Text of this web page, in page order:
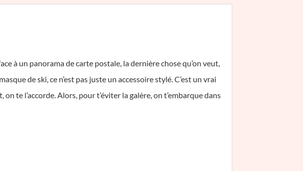
à un panorama de carte postale, la dernière chose qu’on veut,
de ski, ce n’est pas juste un accessoire stylé. C’est un vrai
te l’accorde. Alors, pour t’éviter la galère, on t’embarque dans